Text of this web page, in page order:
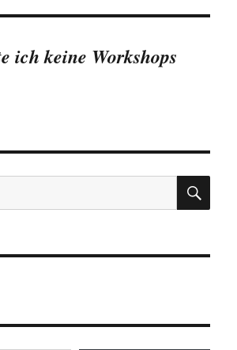
ich keine Workshops